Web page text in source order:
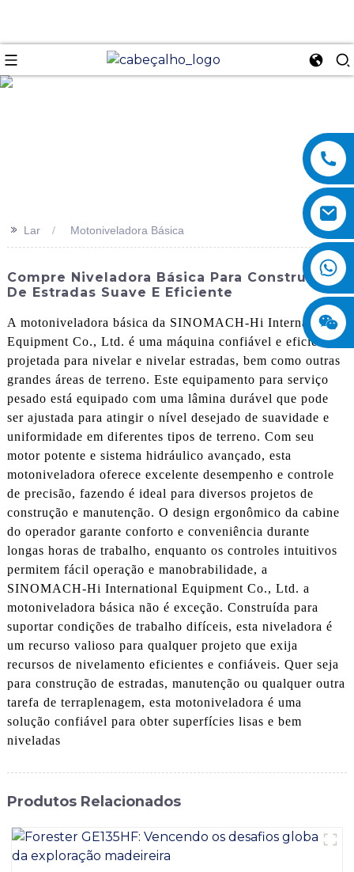
>> Lar Motoniveladora Básica
Compre Niveladora Básica Para Construção
De Estradas Suave E Eficiente
A motoniveladora básica da SINOMACH-Hi International
Equipment Co., Ltd. é uma máquina confiável e eficiente
projetada para nivelar e nivelar estradas, bem como outras
grandes áreas de terreno. Este equipamento para serviço
pesado está equipado com uma lâmina durável que pode
ser ajustada para atingir o nível desejado de suavidade e
uniformidade em diferentes tipos de terreno. Com seu
motor potente e sistema hidráulico avançado, esta
motoniveladora oferece excelente desempenho e controle
de precisão, fazendo é ideal para diversos projetos de
construção e manutenção. O design ergonômico da cabine
do operador garante conforto e conveniência durante
longas horas de trabalho, enquanto os controles intuitivos
permitem fácil operação e manobrabilidade, a
SINOMACH-Hi International Equipment Co., Ltd. a
motoniveladora básica não é exceção. Construída para
suportar condições de trabalho difíceis, esta niveladora é
um recurso valioso para qualquer projeto que exija
recursos de nivelamento eficientes e confiáveis. Quer seja
para construção de estradas, manutenção ou qualquer outra
tarefa de terraplenagem, esta motoniveladora é uma
solução confiável para obter superfícies lisas e bem
niveladas
Produtos Relacionados